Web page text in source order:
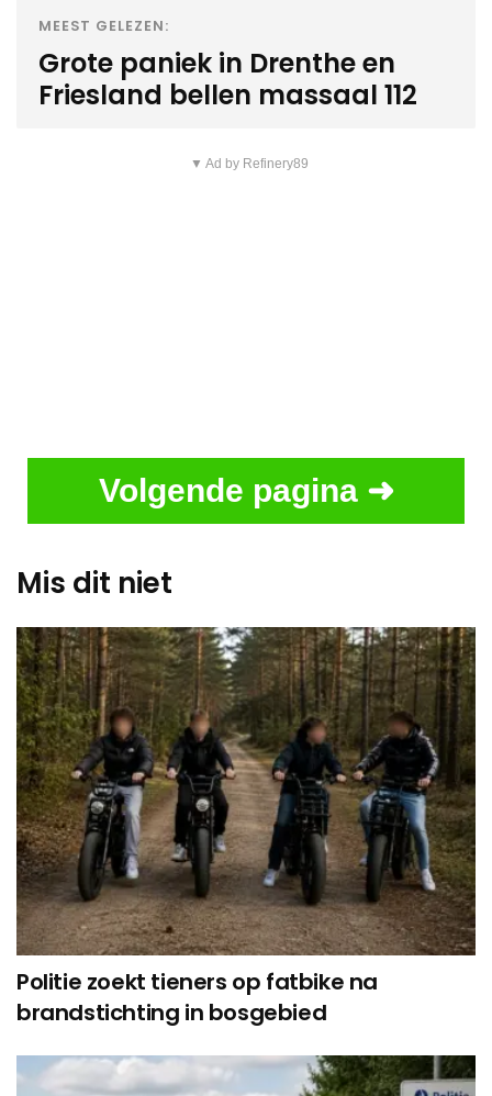
MEEST GELEZEN:
Grote paniek in Drenthe en
Friesland bellen massaal 112
▼ Ad by Refinery89
Volgende pagina ➜
Mis dit niet
Politie zoekt tieners op fatbike na
brandstichting in bosgebied